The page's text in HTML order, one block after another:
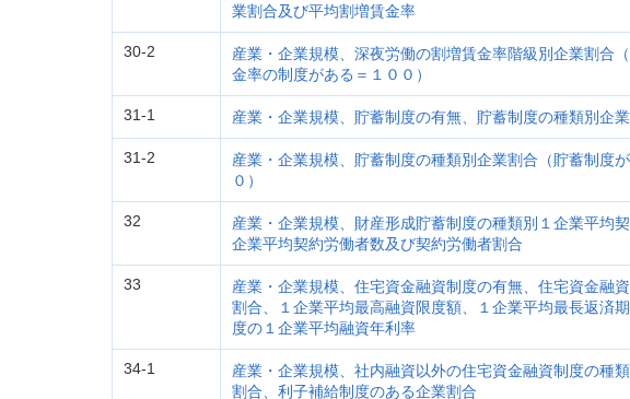
業割合及び平均割増賃金率
30-2
産業・企業規模、深夜労働の割増賃金率階級別企業割合
金率の制度がある＝１００）
31-1 産業・企業規模、貯蓄制度の有無、貯蓄制度の種類別企
31-2
産業・企業規模、貯蓄制度の種類別企業割合（貯蓄制度
０）
32
産業・企業規模、財産形成貯蓄制度の種類別１企業平均
企業平均契約労働者数及び契約労働者割合
33
産業・企業規模、住宅資金融資制度の有無、住宅資金融
割合、１企業平均最高融資限度額、１企業平均最長返済
度の１企業平均融資年利率
34-1
産業・企業規模、社内融資以外の住宅資金融資制度の種
割合、利子補給制度のある企業割合